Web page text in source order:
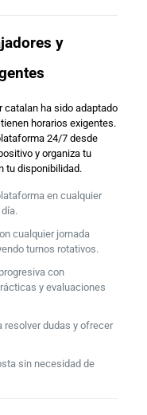
y
catalan ha sido adaptado
horarios exigentes.
24/7 desde
y organiza tu
tu disponibilidad.
en cualquier
cualquier jornada
turnos rotativos.
con
y evaluaciones
resolver dudas y ofrecer
sin necesidad de